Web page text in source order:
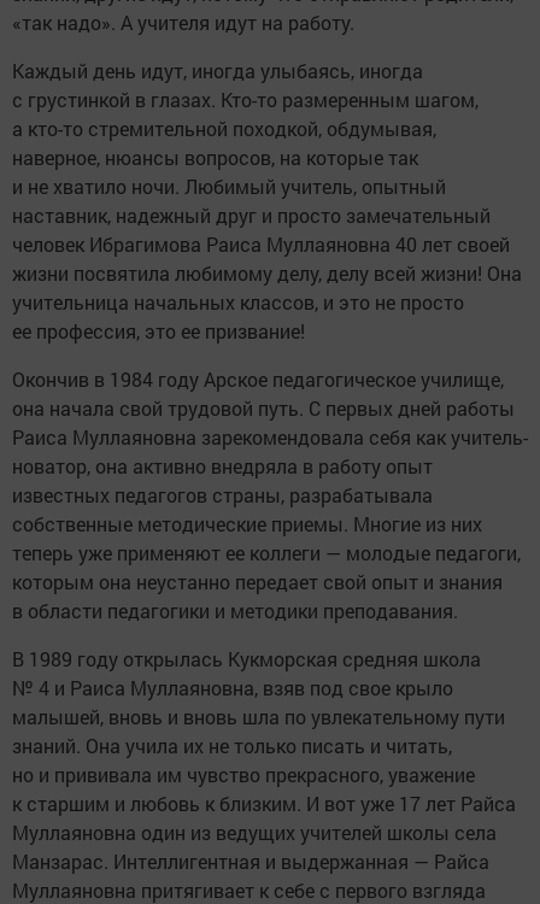
«так надо». А учителя идут на работу.
Каждый день идут, иногда улыбаясь, иногда
с грустинкой в глазах. Кто-то размеренным шагом,
а кто-то стремительной походкой, обдумывая,
наверное, нюансы вопросов, на которые так
и не хватило ночи. Любимый учитель, опытный
наставник, надежный друг и просто замечательный
человек Ибрагимова Раиса Муллаяновна 40 лет своей
жизни посвятила любимому делу, делу всей жизни! Она
учительница начальных классов, и это не просто
ее профессия, это ее призвание!
Окончив в 1984 году Арское педагогическое училище,
она начала свой трудовой путь. С первых дней работы
Раиса Муллаяновна зарекомендовала себя как учитель-
новатор, она активно внедряла в работу опыт
известных педагогов страны, разрабатывала
собственные методические приемы. Многие из них
теперь уже применяют ее коллеги — молодые педагоги,
которым она неустанно передает свой опыт и знания
в области педагогики и методики преподавания.
В 1989 году открылась Кукморская средняя школа
№ 4 и Раиса Муллаяновна, взяв под свое крыло
малышей, вновь и вновь шла по увлекательному пути
знаний. Она учила их не только писать и читать,
но и прививала им чувство прекрасного, уважение
к старшим и любовь к близким. И вот уже 17 лет Райса
Муллаяновна один из ведущих учителей школы села
Манзарас. Интеллигентная и выдержанная — Райса
Муллаяновна притягивает к себе с первого взгляда